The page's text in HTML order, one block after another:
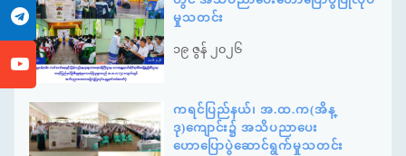
မှုသတင်း
၁၉ ဇွန် ၂၀၂၆
ကရင်ပြည်နယ်၊ အ.ထ.က(အိန္
ဒု)ကျောင်း၌ အသိပညာပေး
ဟောပြောပွဲဆောင်ရွက်မှုသတင်း